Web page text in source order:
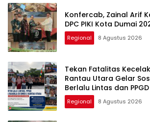
Konfercab, Zainal Arif
DPC PIKI Kota Dumai
Regional 8 Agustus 2026
Tekan Fatalitas
Rantau Utara Gelar
Berlalu Lintas dan PPGD
Regional 8 Agustus 2026